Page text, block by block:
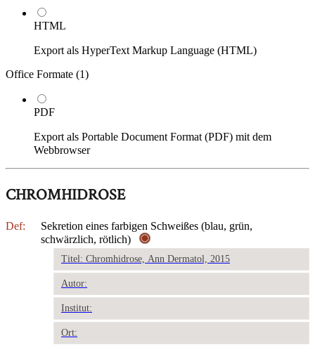
HTML
Export als HyperText Markup Language (HTML)
Office Formate (1)
PDF
Export als Portable Document Format (PDF) mit dem
Webbrowser
CHROMHIDROSE
Def:
Sekretion eines farbigen Schweißes (blau, grün,
schwärzlich, rötlich)
Titel: Chromhidrose, Ann Dermatol, 2015
Autor:
Institut:
Ort: